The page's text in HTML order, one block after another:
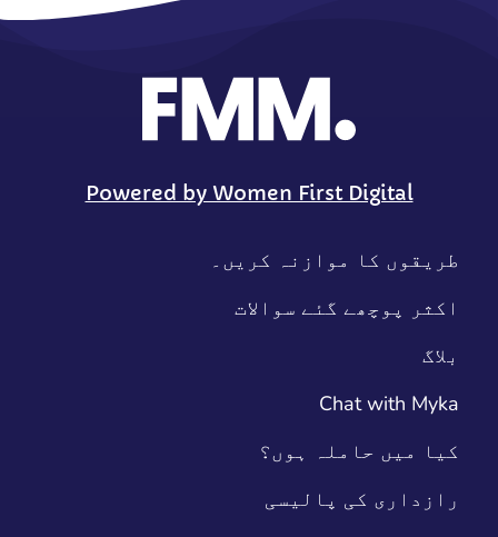
Powered by Women First Digital
طریقوں کا موازنہ کریں۔
اکثر پوچھے گئے سوالات
بلاگ
Chat with Myka
کیا میں حاملہ ہوں؟
رازداری کی پالیسی